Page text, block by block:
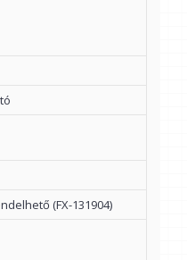
(FX-131904)